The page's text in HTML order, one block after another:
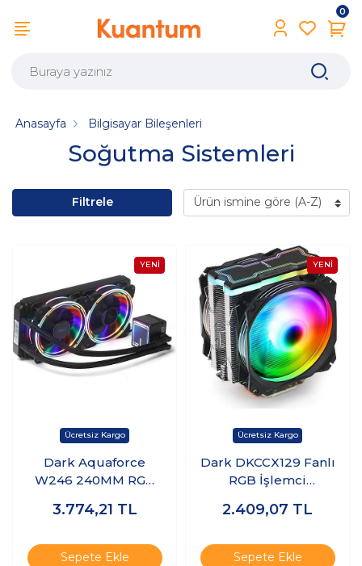
0
Soğutma Sistemleri
Anasayfa Bilgisayar Bileşenleri
Filtrele
Dark Aquaforce
W246 240MM RGB
Soğutucu
3.774,21 TL
Sepete Ekle
Dark DKCCX129 Fanlı
RGB İşlemci
2.409,07 TL
Sepete Ekle